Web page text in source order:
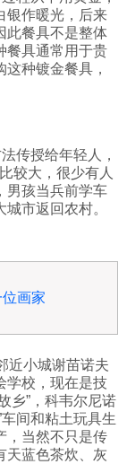
银作暖光，后来
此餐具不是整体
餐具通常用于贵
种镀金餐具，
传授给年轻人，
较大，很少有人
男孩当兵前学车
市返回农村。
画家
近小城谢苗诺夫
学校，现在是技
乡”，科韦尔尼诺
间和粘土玩具生
，当然不只是传
天蓝色茶炊、灰